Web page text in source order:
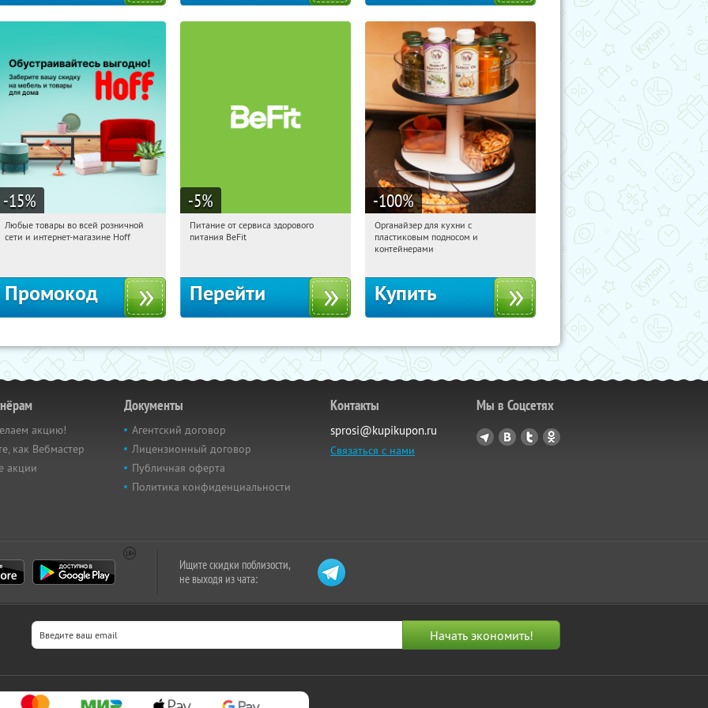
-15%
03:13:10 Получили:
Любые товары во всей розничной
сети и интернет-магазине Hoff
Промокод
-5%
03:13:10
Получи первым!
Питание от сервиса здорового
питания BeFit
Перейти
-100%
03:13:10 Получили:
Россия
Органайзер для кухни с
пластиковым подносом и
контейнерами
Купить
акцию!
как Вебмастер
акции
Документы
Агентский договор
Лицензионный договор
Публичная оферта
Политика конфиденциальности
Контакты
sprosi@kupikupon.ru
Связаться с нами
Мы в Соцсетях
Ищите скидки поблизости,
не выходя из чата: